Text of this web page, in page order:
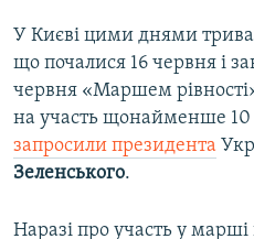
У Києві цими днями
що почалися 16 червня і
червня «Маршем
на участь щонайменше 10
запросили президента
Зеленського.
Наразі про участь у марші